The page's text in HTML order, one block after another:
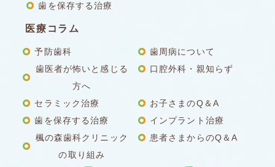
歯を保存する治療
医療コラム
予防歯科
歯周病について
歯医者が怖いと感じる
方へ
口腔外科・親知らず
セラミック治療
お子さまのQ＆A
歯を保存する治療
インプラント治療
楓の森歯科クリニック
の取り組み
患者さまからのQ＆A